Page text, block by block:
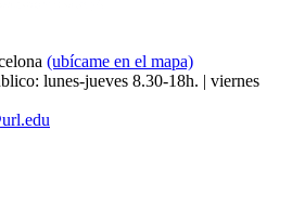
(ubícame en el mapa)
lunes-jueves 8.30-18h. | viernes